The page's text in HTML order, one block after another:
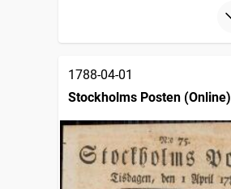
1788-04-01
Stockholms Posten (Online)